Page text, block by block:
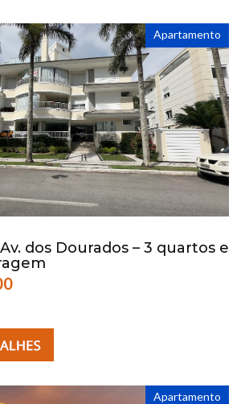
Apartamento
dos Dourados – 3 quartos e
Apartamento